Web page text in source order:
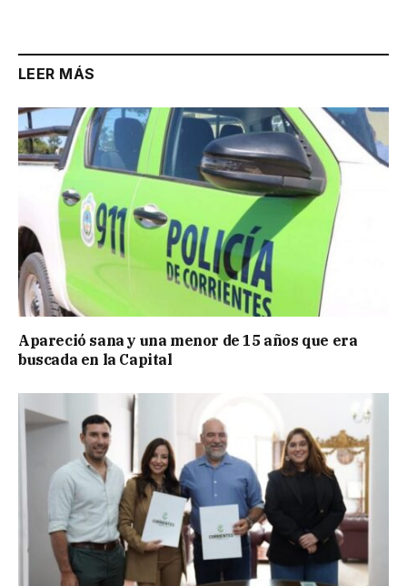
LEER MÁS
Apareció sana y una menor de 15 años que era
buscada en la Capital